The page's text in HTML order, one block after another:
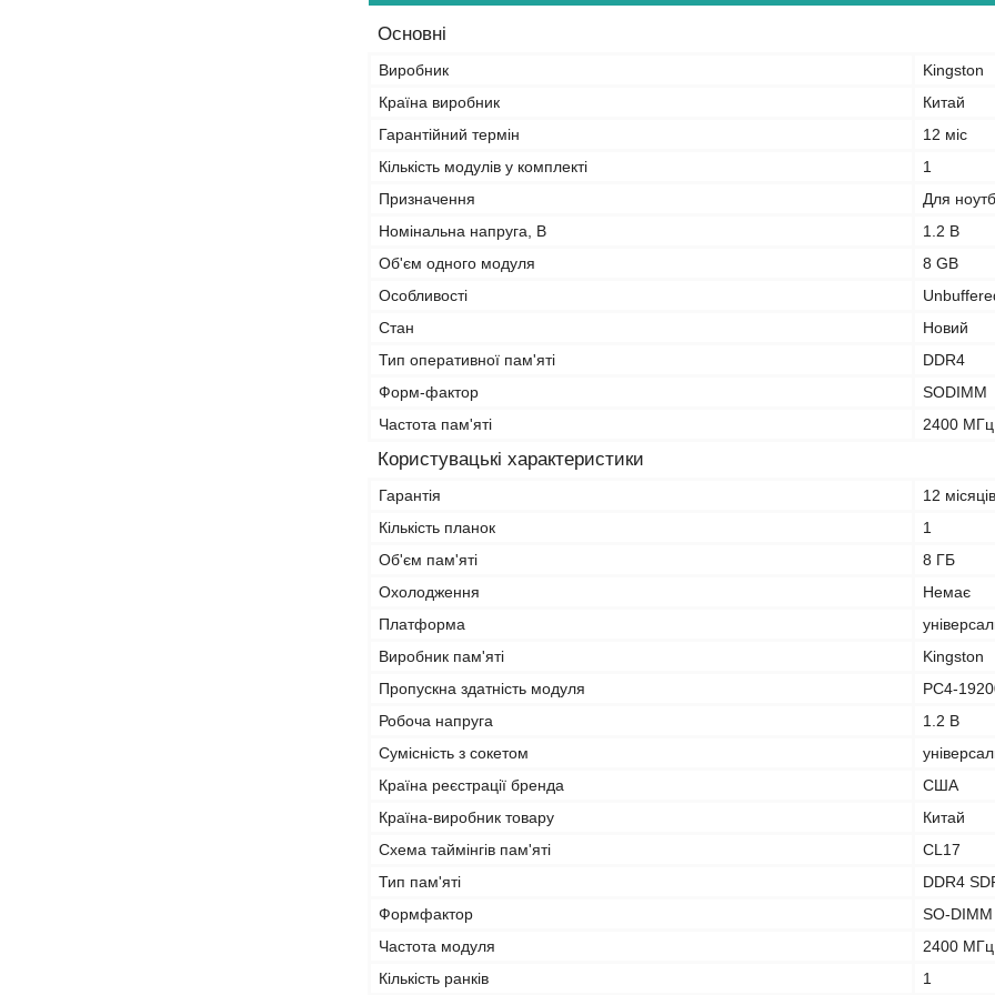
Основні
Виробник
Kingston
Країна виробник
Китай
Гарантійний термін
12 міс
Кількість модулів у комплекті
1
Призначення
Для
Номінальна напруга, В
1.2 В
Об'єм одного модуля
8 GB
Особливості
Стан
Новий
Тип оперативної пам'яті
DDR4
Форм-фактор
SODIMM
Частота пам'яті
2400 МГц
Користувацькі характеристики
Гарантія
12 місяців
Кількість планок
1
Об'єм пам'яті
8 ГБ
Охолодження
Немає
Платформа
Виробник пам'яті
Kingston
Пропускна здатність модуля
PC4-
Робоча напруга
1.2 B
Сумісність з сокетом
Країна реєстрації бренда
США
Країна-виробник товару
Китай
Схема таймінгів пам'яті
CL17
Тип пам'яті
DDR4
Формфактор
SO-DIMM
Частота модуля
2400 МГц
Кількість ранків
1